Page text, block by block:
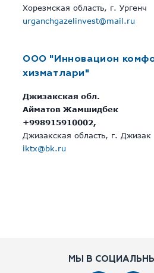
Хорезмская область, г. Ургенч
urganchgazelinvest@mail.ru
OOO "Инновацион
хизматлари"
Джизакская обл.
Айматов Жамшидбек
+998915910002,
Джизакская область, г. Джизак
iktx@bk.ru
МЫ В